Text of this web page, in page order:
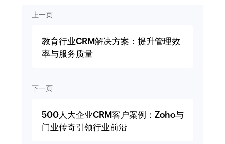
上一页
教育行业CRM解决方案：提升管理效
率与服务质量
下一页
500人大企业CRM客户案例：Zoho与
门业传奇引领行业前沿